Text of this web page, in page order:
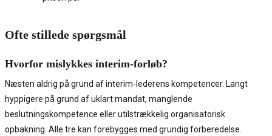
Ofte stillede spørgsmål
Hvorfor mislykkes interim-forløb?
Næsten aldrig på grund af interim-lederens kompetencer. Langt
hyppigere på grund af uklart mandat, manglende
beslutningskompetence eller utilstrækkelig organisatorisk
opbakning. Alle tre kan forebygges med grundig forberedelse.